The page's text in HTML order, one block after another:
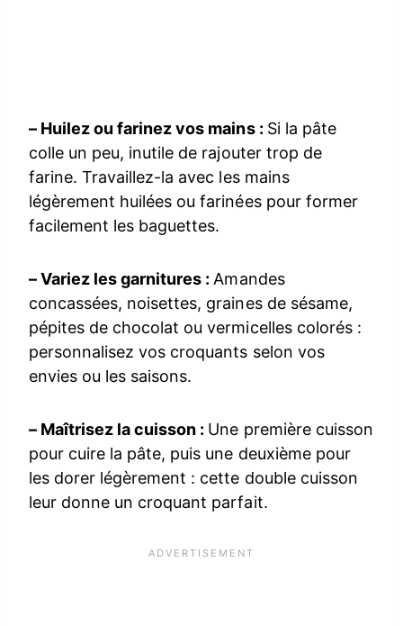
– Huilez ou farinez vos mains : Si la pâte
colle un peu, inutile de rajouter trop de
farine. Travaillez-la avec les mains
légèrement huilées ou farinées pour former
facilement les baguettes.
– Variez les garnitures : Amandes
concassées, noisettes, graines de sésame,
pépites de chocolat ou vermicelles colorés :
personnalisez vos croquants selon vos
envies ou les saisons.
– Maîtrisez la cuisson : Une première cuisson
pour cuire la pâte, puis une deuxième pour
les dorer légèrement : cette double cuisson
leur donne un croquant parfait.